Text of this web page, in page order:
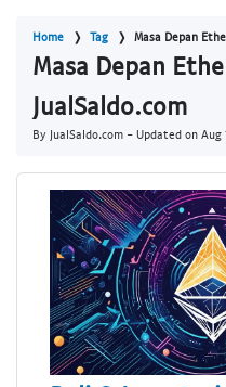
Home Tag Masa Depan
Masa Depan
JualSaldo.com
By JualSaldo.com - Updated on Aug